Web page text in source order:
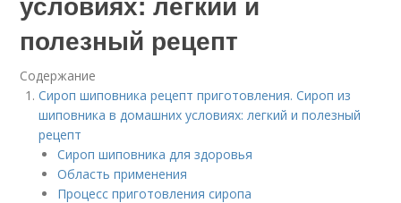
полезный рецепт
Содержание
Сироп шиповника рецепт приготовления. Сироп из
шиповника в домашних условиях: легкий и полезный
рецепт
Сироп шиповника для здоровья
Область применения
Процесс приготовления сиропа